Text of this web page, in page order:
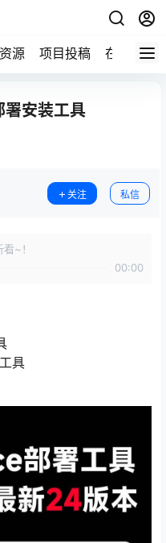
源 项目投稿 在线工具
安装工具
关注 私信
~！
00:00
具